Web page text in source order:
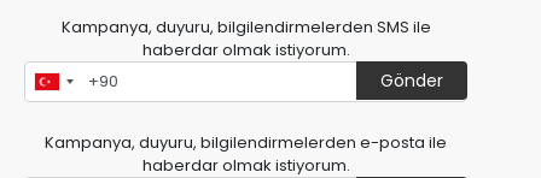
Kampanya, duyuru, bilgilendirmelerden SMS ile
haberdar olmak istiyorum.
Gönder
Kampanya, duyuru, bilgilendirmelerden e-posta ile
haberdar olmak istiyorum.